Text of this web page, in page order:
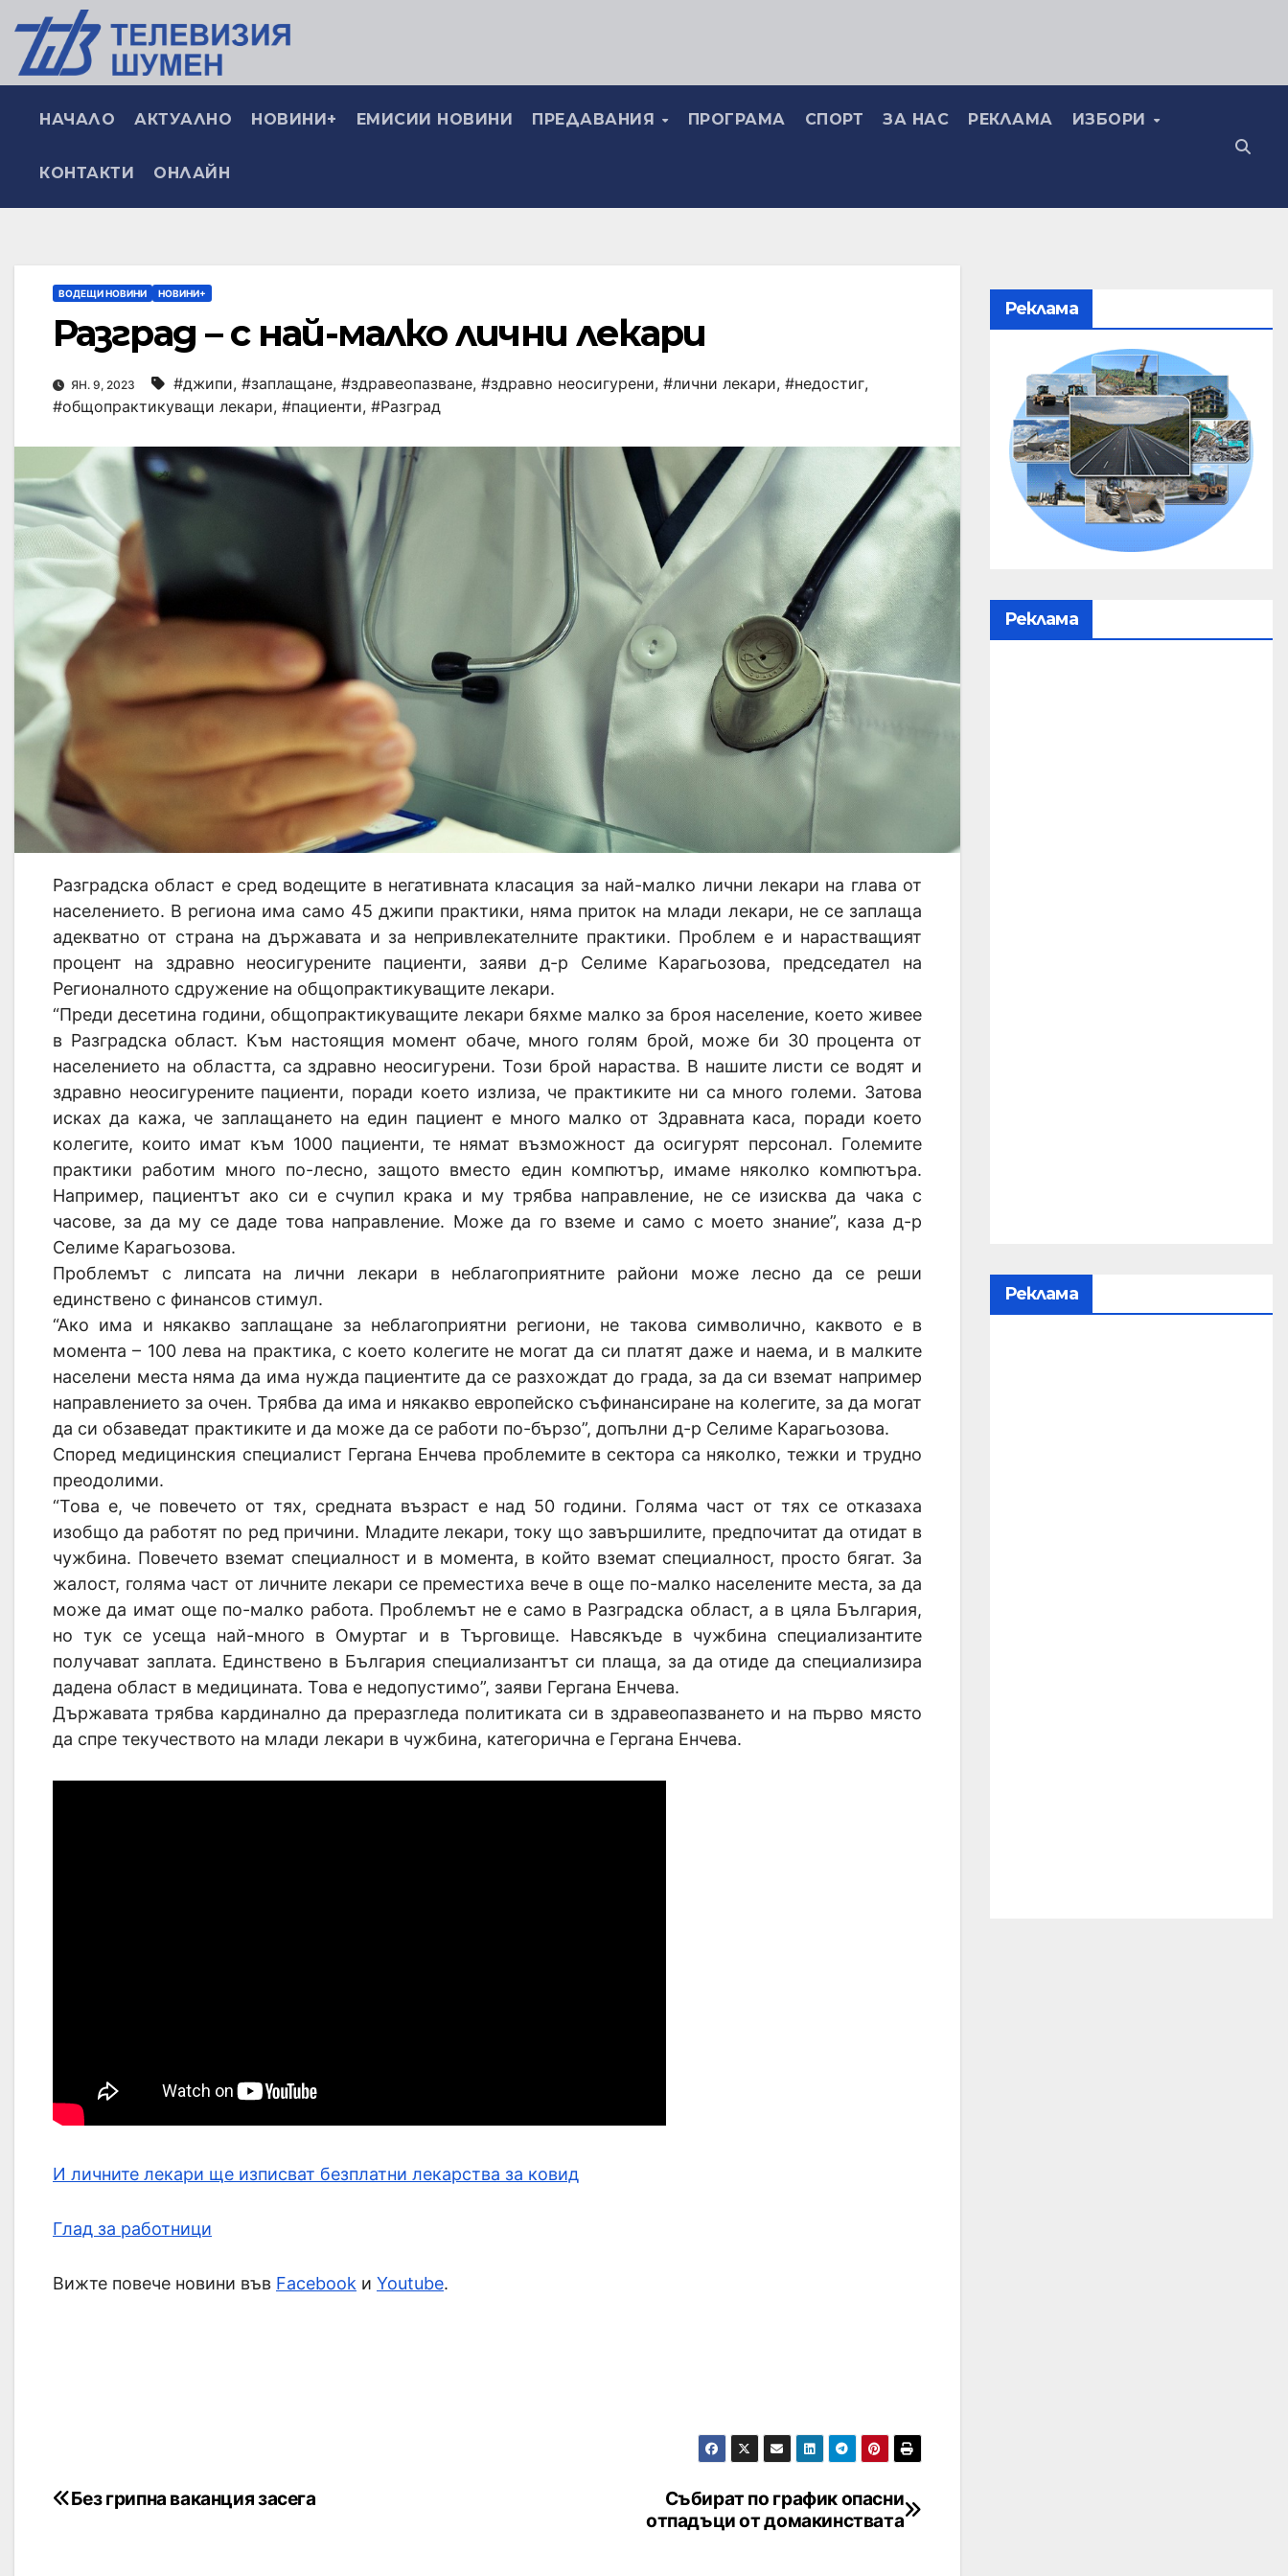
НАЧАЛО АКТУАЛНО НОВИНИ+ ЕМИСИИ НОВИНИ ПРЕДАВАНИЯ ПРОГРАМА СПОРТ ЗА НАС РЕКЛАМА ИЗБОРИ
КОНТАКТИ ОНЛАЙН
ВОДЕЩИ НОВИНИ НОВИНИ+
Разград – с най-малко лични лекари
ЯН. 9, 2023 #джипи, #заплащане, #здравеопазване, #здравно неосигурени, #лични лекари, #недостиг,
#общопрактикуващи лекари, #пациенти, #Разград
Разградска област е сред водещите в негативната класация за най-малко лични лекари на глава от
населението. В региона има само 45 джипи практики, няма приток на млади лекари, не се заплаща
адекватно от страна на държавата и за непривлекателните практики. Проблем е и нарастващият
процент на здравно неосигурените пациенти, заяви д-р Селиме Карагьозова, председател на
Регионалното сдружение на общопрактикуващите лекари.
“Преди десетина години, общопрактикуващите лекари бяхме малко за броя население, което живее
в Разградска област. Към настоящия момент обаче, много голям брой, може би 30 процента от
населението на областта, са здравно неосигурени. Този брой нараства. В нашите листи се водят и
здравно неосигурените пациенти, поради което излиза, че практиките ни са много големи. Затова
исках да кажа, че заплащането на един пациент е много малко от Здравната каса, поради което
колегите, които имат към 1000 пациенти, те нямат възможност да осигурят персонал. Големите
практики работим много по-лесно, защото вместо един компютър, имаме няколко компютъра.
Например, пациентът ако си е счупил крака и му трябва направление, не се изисква да чака с
часове, за да му се даде това направление. Може да го вземе и само с моето знание”, каза д-р
Селиме Карагьозова.
Проблемът с липсата на лични лекари в неблагоприятните райони може лесно да се реши
единствено с финансов стимул.
“Ако има и някакво заплащане за неблагоприятни региони, не такова символично, каквото е в
момента – 100 лева на практика, с което колегите не могат да си платят даже и наема, и в малките
населени места няма да има нужда пациентите да се разхождат до града, за да си вземат например
направлението за очен. Трябва да има и някакво европейско съфинансиране на колегите, за да могат
да си обзаведат практиките и да може да се работи по-бързо”, допълни д-р Селиме Карагьозова.
Според медицинския специалист Гергана Енчева проблемите в сектора са няколко, тежки и трудно
преодолими.
“Това е, че повечето от тях, средната възраст е над 50 години. Голяма част от тях се отказаха
изобщо да работят по ред причини. Младите лекари, току що завършилите, предпочитат да отидат в
чужбина. Повечето вземат специалност и в момента, в който вземат специалност, просто бягат. За
жалост, голяма част от личните лекари се преместиха вече в още по-малко населените места, за да
може да имат още по-малко работа. Проблемът не е само в Разградска област, а в цяла България,
но тук се усеща най-много в Омуртаг и в Търговище. Навсякъде в чужбина специализантите
получават заплата. Единствено в България специализантът си плаща, за да отиде да специализира
дадена област в медицината. Това е недопустимо”, заяви Гергана Енчева.
Държавата трябва кардинално да преразгледа политиката си в здравеопазването и на първо място
да спре текучеството на млади лекари в чужбина, категорична е Гергана Енчева.
И личните лекари ще изписват безплатни лекарства за ковид
Глад за работници
Вижте повече новини във Facebook и Youtube.
Събират по график опасни
отпадъци от домакинствата
Без грипна ваканция засега
Реклама
Реклама
Реклама